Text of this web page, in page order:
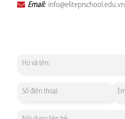
Email: info@eliteprschool.edu.vn